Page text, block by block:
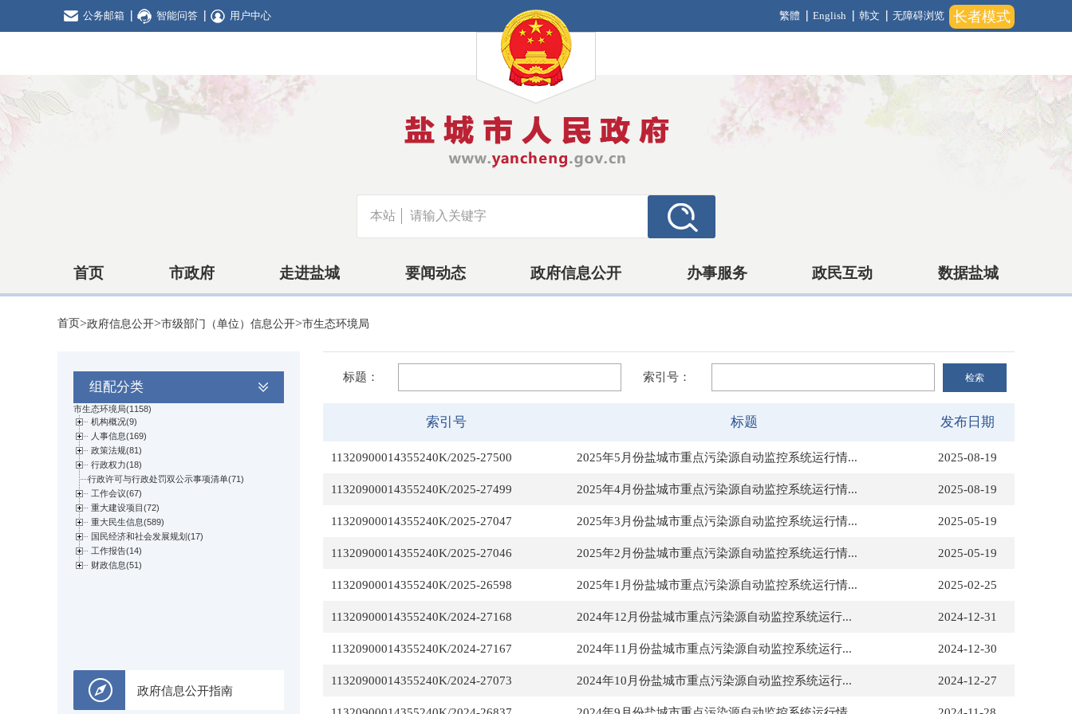
长者模式
公务邮箱 智能问答 用户中心 繁體 English 韩文 无障碍浏览
本站
首页 市政府 走进盐城 要闻动态 政府信息公开 办事服务 政民互动 数据盐城
首页>政府信息公开>市级部门（单位）信息公开>市生态环境局
组配分类
政府信息公开指南
标题： 索引号：
索引号 标题 发布日期
11320900014355240K/2025-27500 2025年5月份盐城市重点污染源自动监控系统运行情... 2025-08-19
11320900014355240K/2025-27499 2025年4月份盐城市重点污染源自动监控系统运行情... 2025-08-19
11320900014355240K/2025-27047 2025年3月份盐城市重点污染源自动监控系统运行情... 2025-05-19
11320900014355240K/2025-27046 2025年2月份盐城市重点污染源自动监控系统运行情... 2025-05-19
11320900014355240K/2025-26598 2025年1月份盐城市重点污染源自动监控系统运行情... 2025-02-25
11320900014355240K/2024-27168 2024年12月份盐城市重点污染源自动监控系统运行... 2024-12-31
11320900014355240K/2024-27167 2024年11月份盐城市重点污染源自动监控系统运行... 2024-12-30
11320900014355240K/2024-27073 2024年10月份盐城市重点污染源自动监控系统运行... 2024-12-27